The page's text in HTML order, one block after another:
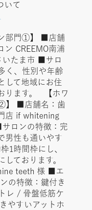
いて
ン部門①】 ■店舗
ン CREEMO南浦
たま市 ■サロ
く、性別や年齢
して地域にお住
ります。 【ホワ
】 ■店舗名：歯
店 if whitening
ロンの特徴：完
男性も通いやす
1時間枠にし、
しております。
teeth 様 ■エ
の特徴：鍵付き
レ / 骨盤低筋ケ
やすいアットホ